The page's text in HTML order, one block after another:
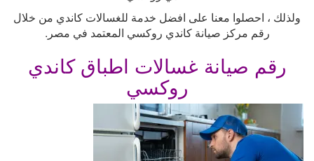
ولذلك ، احصلوا معنا على افضل خدمة للغسالات كاندي من خلال
رقم مركز صيانة كاندي روكسي المعتمد في مصر .
رقم صيانة غسالات اطباق كاندي
روكسي